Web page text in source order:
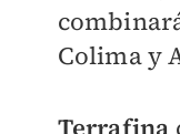
Colima y